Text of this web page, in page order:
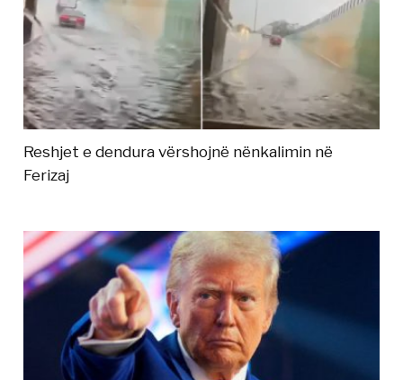
Reshjet e dendura vërshojnë nënkalimin në
Ferizaj